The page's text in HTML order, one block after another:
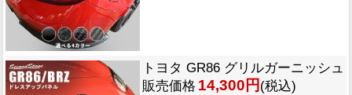
トヨタ GR86 グリルガーニッシュ
販売価格 14,300円 (税込)